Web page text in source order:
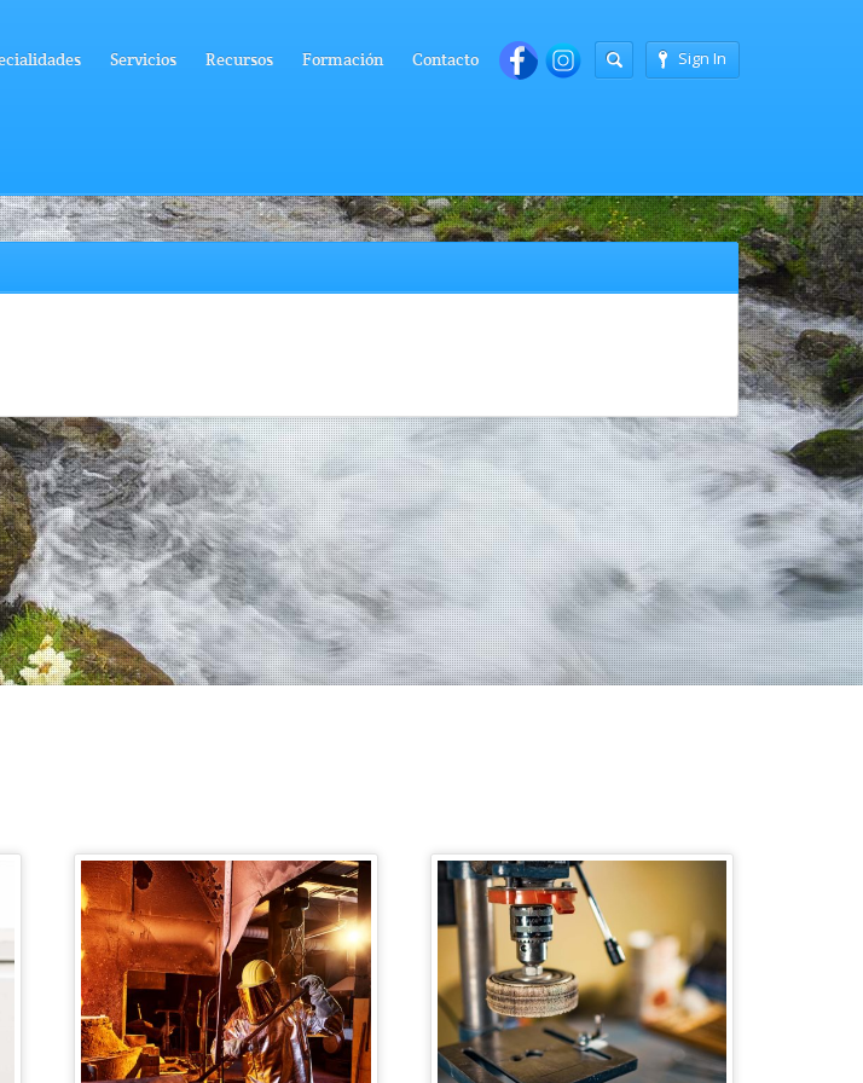
Sign In
Servicios Recursos Formación Contacto